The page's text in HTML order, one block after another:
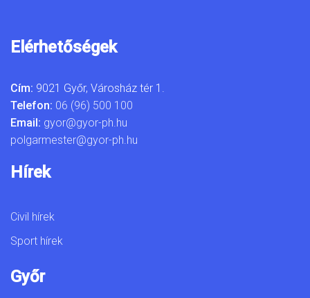
Elérhetőségek
Cím: 9021 Győr, Városház tér 1.
Telefon: 06 (96) 500 100
Email: gyor@gyor-ph.hu
polgarmester@gyor-ph.hu
Hírek
Civil hírek
Sport hírek
Győr